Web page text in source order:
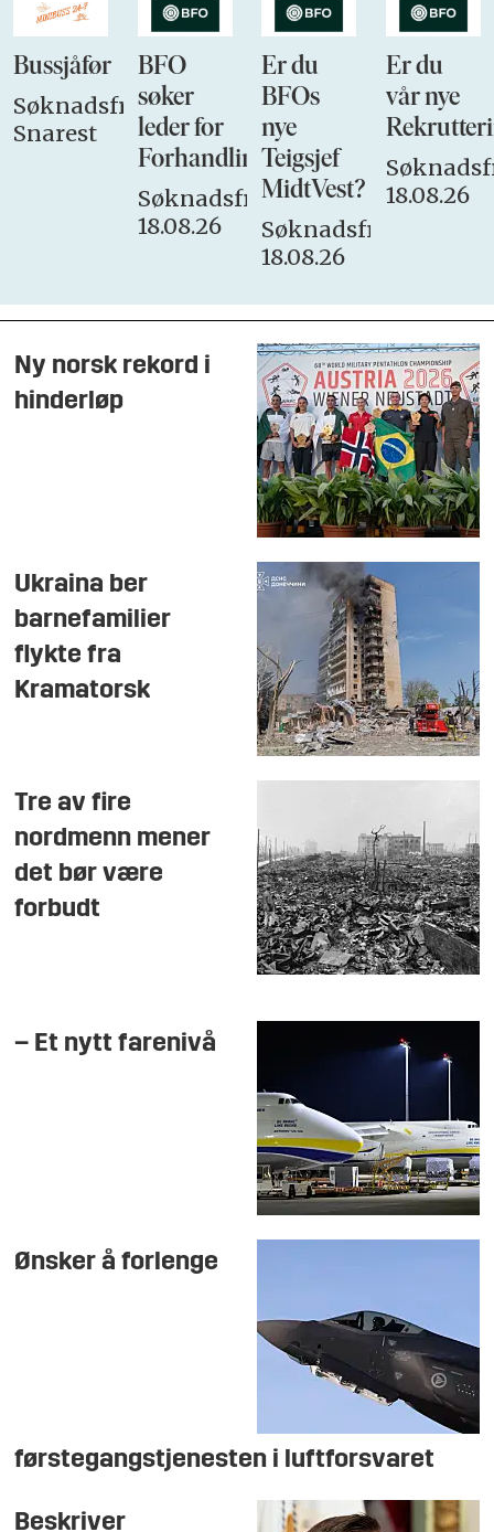
Bussjåfør
Søknadsfrist:
Snarest
BFO
søker
leder for
Forhandlingsutvalget
Søknadsfrist:
18.08.26
Er du
BFOs
nye
Teigsjef
MidtVest?
Søknadsfrist:
18.08.26
Er du
vår nye
18.08.26
Ny norsk rekord i
hinderløp
Ukraina ber
barnefamilier
flykte fra
Kramatorsk
Tre av fire
nordmenn mener
det bør være
forbudt
– Et nytt farenivå
Ønsker å forlenge
førstegangstjenesten i luftforsvaret
Beskriver